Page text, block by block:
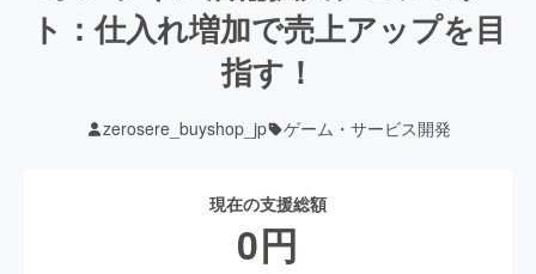
ト：仕入れ増加で売上アップを目
指す！
zerosere_buyshop_jp ゲーム・サービス開発
現在の支援総額
0円